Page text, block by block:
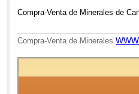
Re:
Compra-Venta de Minerales de
Compra-Venta de Minerales